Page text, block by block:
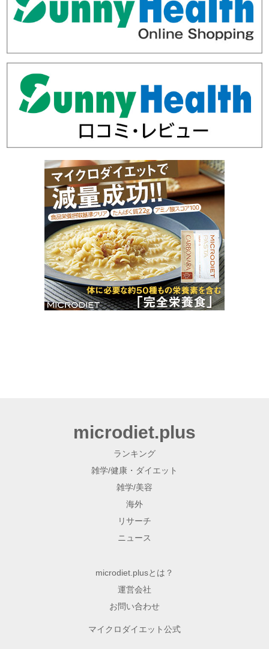
microdiet.plus
ランキング
雑学/健康・ダイエット
雑学/美容
海外
リサーチ
ニュース
microdiet.plusとは？
運営会社
お問い合わせ
マイクロダイエット公式